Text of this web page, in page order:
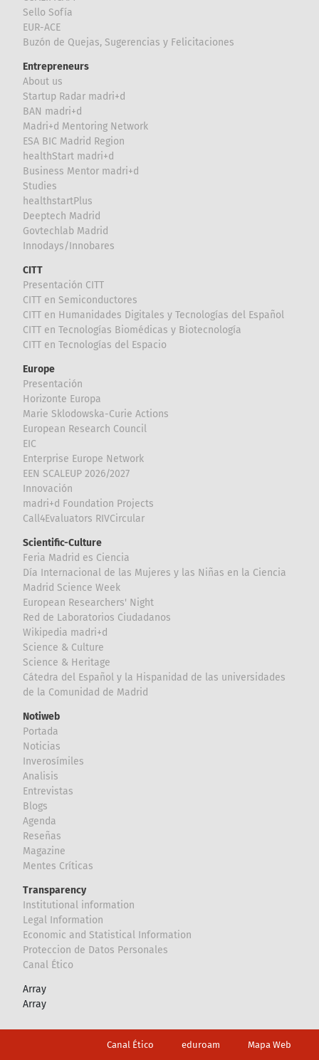
Sello Sofía
EUR-ACE
Buzón de Quejas, Sugerencias y Felicitaciones
Entrepreneurs
About us
Startup Radar madri+d
BAN madri+d
Madri+d Mentoring Network
ESA BIC Madrid Region
healthStart madri+d
Business Mentor madri+d
Studies
healthstartPlus
Deeptech Madrid
Govtechlab Madrid
Innodays/Innobares
CITT
Presentación CITT
CITT en Semiconductores
CITT en Humanidades Digitales y Tecnologías del Español
CITT en Tecnologías Biomédicas y Biotecnología
CITT en Tecnologías del Espacio
Europe
Presentación
Horizonte Europa
Marie Sklodowska-Curie Actions
European Research Council
EIC
Enterprise Europe Network
EEN SCALEUP 2026/2027
Innovación
madri+d Foundation Projects
Call4Evaluators RIVCircular
Scientific-Culture
Feria Madrid es Ciencia
Día Internacional de las Mujeres y las Niñas en la Ciencia
Madrid Science Week
European Researchers' Night
Red de Laboratorios Ciudadanos
Wikipedia madri+d
Science & Culture
Science & Heritage
Cátedra del Español y la Hispanidad de las universidades
de la Comunidad de Madrid
Notiweb
Portada
Noticias
Inverosímiles
Analisis
Entrevistas
Blogs
Agenda
Reseñas
Magazine
Mentes Críticas
Transparency
Institutional information
Legal Information
Economic and Statistical Information
Proteccion de Datos Personales
Canal Ético
Array
Array
Canal Ético eduroam Mapa Web